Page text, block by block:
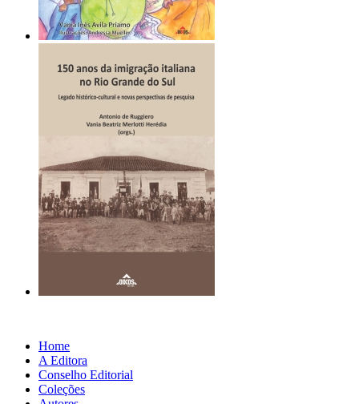
Home
A Editora
Conselho Editorial
Coleções